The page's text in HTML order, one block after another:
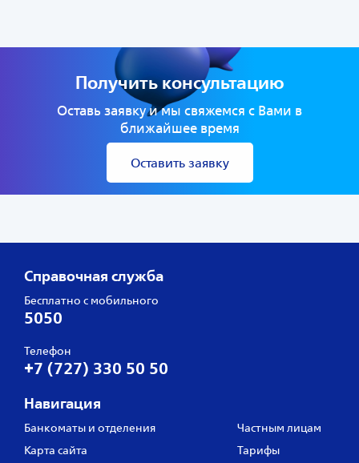
Получить консультацию
Оставь заявку и мы свяжемся с Вами в
ближайшее время
Оставить заявку
Справочная служба
Бесплатно с мобильного
5050
Телефон
+7 (727) 330 50 50
Навигация
Банкоматы и отделения
Карта сайта
Частным лицам
Тарифы